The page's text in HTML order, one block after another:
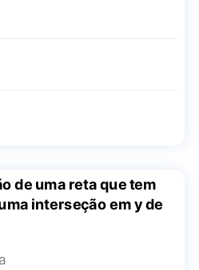
de uma reta que tem
interseção em y de